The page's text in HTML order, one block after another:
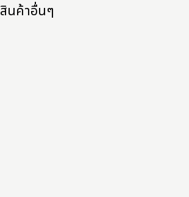
สินค้าอื่นๆ